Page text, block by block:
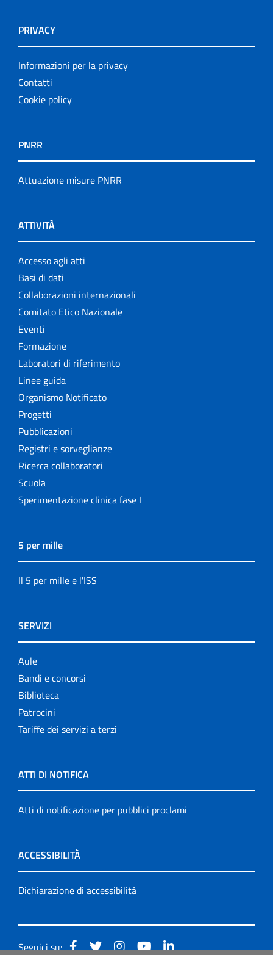
PRIVACY
Informazioni per la privacy
Contatti
Cookie policy
PNRR
Attuazione misure PNRR
ATTIVITÀ
Accesso agli atti
Basi di dati
Collaborazioni internazionali
Comitato Etico Nazionale
Eventi
Formazione
Laboratori di riferimento
Linee guida
Organismo Notificato
Progetti
Pubblicazioni
Registri e sorveglianze
Ricerca collaboratori
Scuola
Sperimentazione clinica fase I
5 per mille
Il 5 per mille e l'ISS
SERVIZI
Aule
Bandi e concorsi
Biblioteca
Patrocini
Tariffe dei servizi a terzi
ATTI DI NOTIFICA
Atti di notificazione per pubblici proclami
ACCESSIBILITÀ
Dichiarazione di accessibilità
Seguici su: